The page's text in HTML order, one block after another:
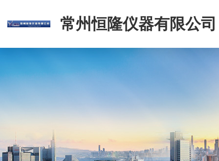
常州恒隆仪器有限公司